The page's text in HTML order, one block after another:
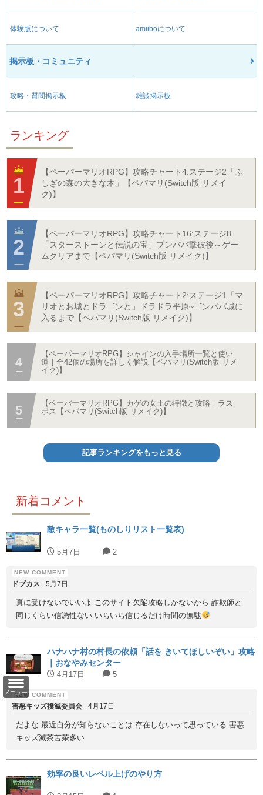
メニュー
体験版について amiiboについて
掲示板・コミュニティ
攻略・質問掲示板 雑談掲示板
ランキング
【ペーパーマリオRPG】攻略チャート4:ステージ2「ふ
しぎの森の大きな木」【ペパマリ(Switch版 リメイ
ク)】
【ペーパーマリオRPG】攻略チャート16:ステージ8
「スターストーンと伝説の宝」ブンババ撃破後～ゲー
ムクリアまで【ペパマリ(Switch版 リメイク)】
【ペーパーマリオRPG】攻略チャート2:ステージ1「マ
リオとお城とドラゴンと」ドラドラ平原~ゴンババ城に
入るまで【ペパマリ(Switch版 リメイク)】
【ペーパーマリオRPG】シャインの入手場所一覧と使い
道｜全42個の場所を詳しく解説【ペパマリ(Switch版 リメ
イク)】
【ペーパーマリオRPG】カゲの女王の特徴と攻略｜ラス
ボス【ペパマリ(Switch版 リメイク)】
記事ランキングをもっと見る
新着コメント
敵キャラ一覧(ものしりリスト一覧表)
5月7日 2
ドブカス 5月7日
真に受けないでいいよ このサイト欠陥攻略しかないから 詐欺師と
同じくらい信憑性ない いちいち信じるだけ時間の無駄
ハナハナ村の村長の依頼「話を きいてほしいぞい」攻略
｜おなやみセンター
4月17日 5
害悪キッズ撲滅委員会 4月17日
だよな 最近自分が知らないことは 存在しないって思っている 害悪
キッズ滅茶苦茶多い
効率の良いレベル上げのやり方